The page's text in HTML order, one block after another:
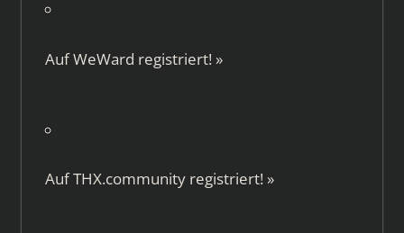
AufWeWard registriert! »
AufTHX.communityregistriert! »